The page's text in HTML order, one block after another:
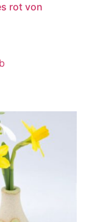
rot von